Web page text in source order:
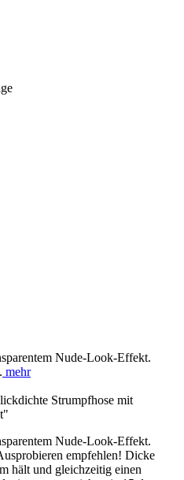
Nude-Look-Effekt.
mehr
Strumpfhose mit
Nude-Look-Effekt.
empfehlen! Dicke
hält und gleichzeitig einen